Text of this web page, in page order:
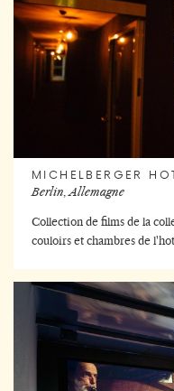
MICHELBERGER
Berlin, Allemagne
Collection de films de la
couloirs et chambres de